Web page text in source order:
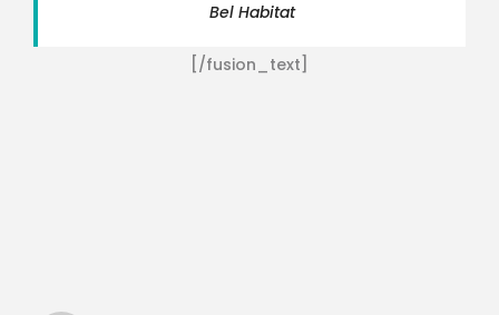
Bel Habitat
[/fusion_text]